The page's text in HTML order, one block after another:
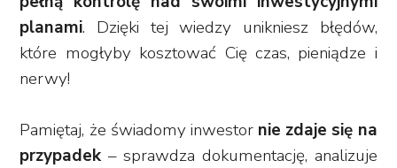
planami. Dzięki tej wiedzy unikniesz błędów,
które mogłyby kosztować Cię czas, pieniądze i
nerwy!
Pamiętaj, że świadomy inwestor nie zdaje się na
przypadek – sprawdza dokumentację, analizuje